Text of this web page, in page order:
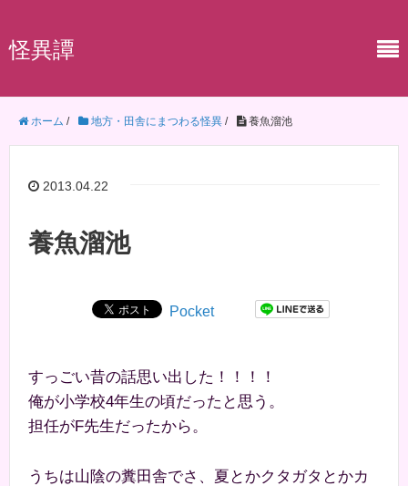
怪異譚
ホーム / 地方・田舎にまつわる怪異 / 養魚溜池
2013.04.22
養魚溜池
Pocket
すっごい昔の話思い出した！！！！
俺が小学校4年生の頃だったと思う。
担任がF先生だったから。
うちは山陰の糞田舎でさ、夏とかクタガタとかカ